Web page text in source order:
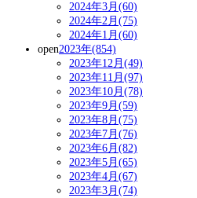
2024年3月(60)
2024年2月(75)
2024年1月(60)
open2023年(854)
2023年12月(49)
2023年11月(97)
2023年10月(78)
2023年9月(59)
2023年8月(75)
2023年7月(76)
2023年6月(82)
2023年5月(65)
2023年4月(67)
2023年3月(74)